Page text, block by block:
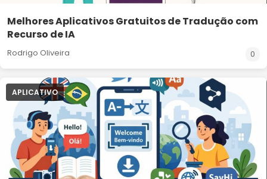
Melhores Aplicativos Gratuitos de Tradução com
Recurso de IA
Rodrigo Oliveira 0
APLICATIVO